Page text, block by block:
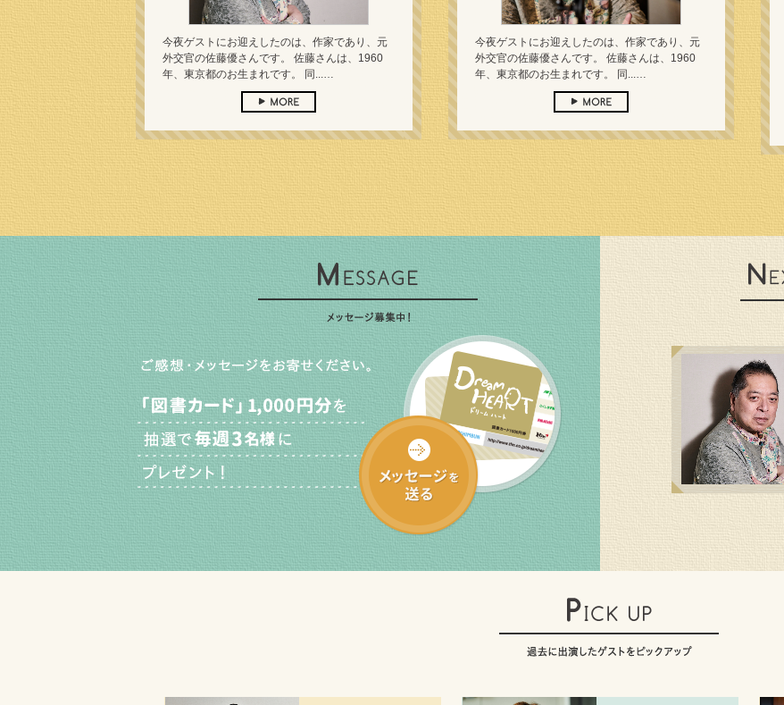
今夜ゲストにお迎えしたのは、作家であり、元
外交官の佐藤優さんです。 佐藤さんは、1960
年、東京都のお生まれです。 同...…
今夜ゲストにお迎えしたのは、作家であり、元
外交官の佐藤優さんです。 佐藤さんは、1960
年、東京都のお生まれです。 同...…